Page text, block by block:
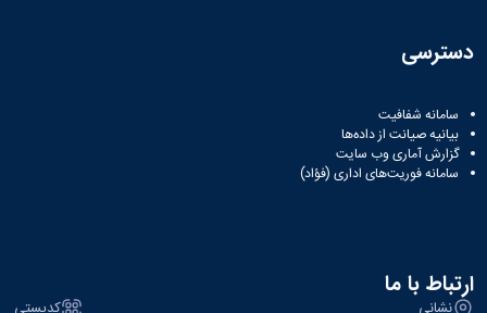
دسترسی
سامانه شفافیت
بیانیه صیانت از داده‌ها
گزارش آماری وب‌ سایت
سامانه فوریت‌های اداری (فؤاد)
ارتباط با ما